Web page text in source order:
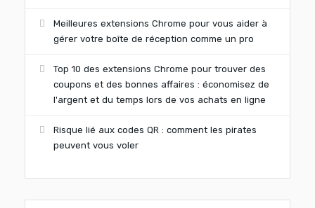
Meilleures extensions Chrome pour vous aider à
gérer votre boîte de réception comme un pro
Top 10 des extensions Chrome pour trouver des
coupons et des bonnes affaires : économisez de
l'argent et du temps lors de vos achats en ligne
Risque lié aux codes QR : comment les pirates
peuvent vous voler